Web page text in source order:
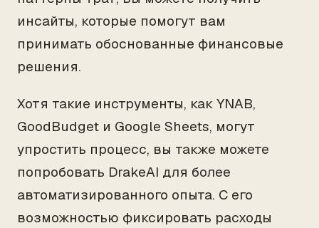
инсайты, которые помогут вам
принимать обоснованные финансовые
решения.
Хотя такие инструменты, как YNAB,
GoodBudget и Google Sheets, могут
упростить процесс, вы также можете
попробовать DrakeAI для более
автоматизированного опыта. С его
возможностью фиксировать расходы